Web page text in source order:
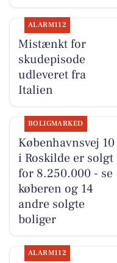
ALARM112
Mistænkt for
skudepisode
udleveret fra
Italien
BOLIGMARKED
Københavnsvej 10
i Roskilde er solgt
for 8.250.000 - se
køberen og 14
andre solgte
boliger
ALARM112